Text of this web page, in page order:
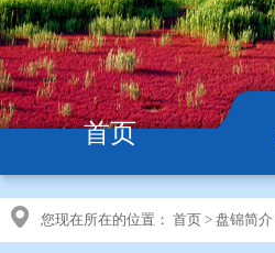
首页
您现在所在的位置： 首页 > 盘锦简介